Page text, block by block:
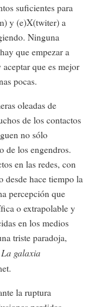
suficientes para
y (e)X(twiter) a
Ninguna
que empezar a
aceptar que es mejor
pocas.
oleadas de
de los contactos
no sólo
de los engendros.
en las redes, con
desde hace tiempo la
percepción que
o extrapolable y
en los medios
triste paradoja,
La galaxia
la ruptura